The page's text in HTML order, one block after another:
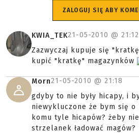
ZALOGUJ SIĘ ABY
KWIA_TEK21-05-2010 @ 21:12
Zazwyczaj kupuje się
kupić "kratkę" magazynków
Morn21-05-2010 @ 21:18
gdyby to nie były hicapy, i
niewykluczone że bym się o
komu tyle hicapów? żeby
strzelanek ładować magów?